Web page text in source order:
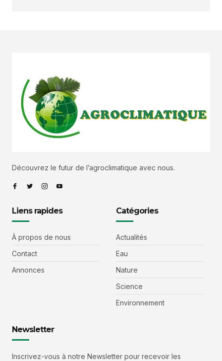
Découvrez le futur de l’agroclimatique avec nous.
Liens rapides
À propos de nous
Contact
Annonces
Catégories
Actualités
Eau
Nature
Science
Environnement
Newsletter
Inscrivez-vous à notre Newsletter pour recevoir les